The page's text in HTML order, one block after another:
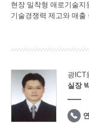
현장 밀착형 애로기술지
기술경쟁력 제고와 매출
광ICT
실장